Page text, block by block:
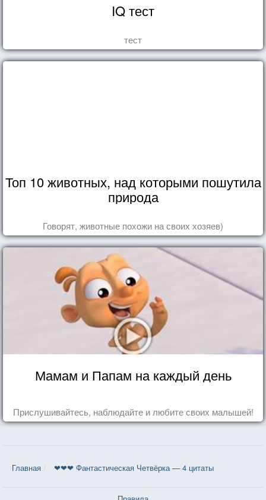
IQ тест
тест
Топ 10 животных, над которыми пошутила
природа
Говорят, животные похожи на своих хозяев)
Мамам и Папам на каждый день
Прислушивайтесь, наблюдайте и любите своих малышей!
Главная ❤❤❤ Фантастическая Четвёрка — 4 цитаты